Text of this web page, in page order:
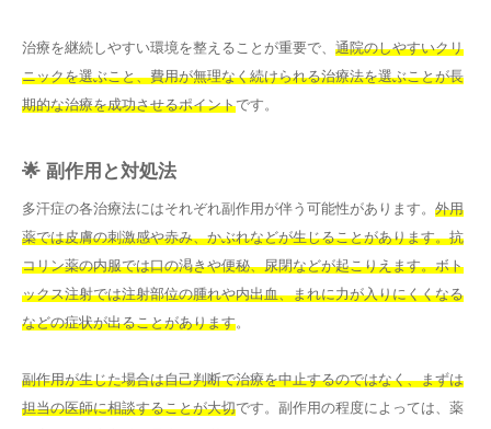
治療を継続しやすい環境を整えることが重要で、 通院のしやすいクリ
ニックを選ぶこと、費用が無理なく続けられる治療法を選ぶことが長
期的な治療を成功させるポイントです。
🌟 副作用と対処法
多汗症の各治療法にはそれぞれ副作用が伴う可能性があります。 外用
薬では皮膚の刺激感や赤み、かぶれなどが生じることがあります。抗
コリン薬の内服では口の渇きや便秘、尿閉などが起こりえます。ボト
ックス注射では注射部位の腫れや内出血、まれに力が入りにくくなる
などの症状が出ることがあります。
副作用が生じた場合は自己判断で治療を中止するのではなく、まずは
担当の医師に相談することが大切です。副作用の程度によっては、薬